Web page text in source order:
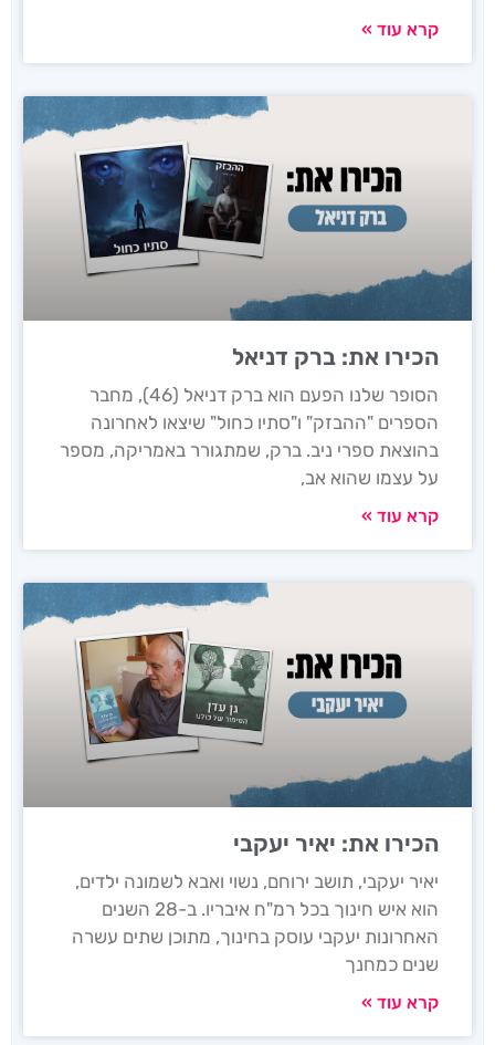
קרא עוד »
הכירו את: ברק דניאל
הסופר שלנו הפעם הוא ברק דניאל (46), מחבר
הספרים "ההבזק" ו"סתיו כחול" שיצאו לאחרונה
בהוצאת ספרי ניב. ברק, שמתגורר באמריקה, מספר
על עצמו שהוא אב,
קרא עוד »
הכירו את: יאיר יעקבי
יאיר יעקבי, תושב ירוחם, נשוי ואבא לשמונה ילדים,
הוא איש חינוך בכל רמ"ח איבריו. ב-28 השנים
האחרונות יעקבי עוסק בחינוך, מתוכן שתים עשרה
שנים כמחנך
קרא עוד »